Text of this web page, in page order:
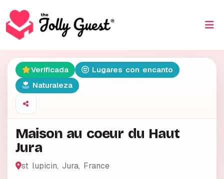
Verificada
Lugares con encanto
Naturaleza
Maison au coeur du Haut
Jura
st lupicin, Jura, France